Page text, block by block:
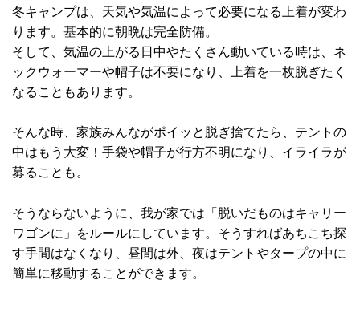
冬キャンプは、天気や気温によって必要になる上着が変わ
ります。基本的に朝晩は完全防備。
そして、気温の上がる日中やたくさん動いている時は、ネ
ックウォーマーや帽子は不要になり、上着を一枚脱ぎたく
なることもあります。
そんな時、家族みんながポイッと脱ぎ捨てたら、テントの
中はもう大変！手袋や帽子が行方不明になり、イライラが
募ることも。
そうならないように、我が家では「脱いだものはキャリー
ワゴンに」をルールにしています。そうすればあちこち探
す手間はなくなり、昼間は外、夜はテントやタープの中に
簡単に移動することができます。